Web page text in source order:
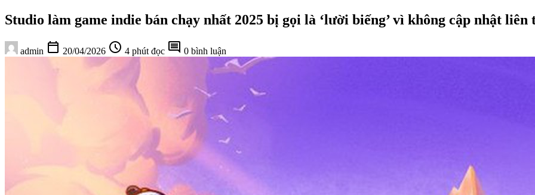
Studio làm game indie bán chạy nhất 2025 bị gọi là ‘lười biếng’ vì không cập nhật liên
admin calendar_today 20/04/2026 schedule 4 phút đọc comment 0 bình luận